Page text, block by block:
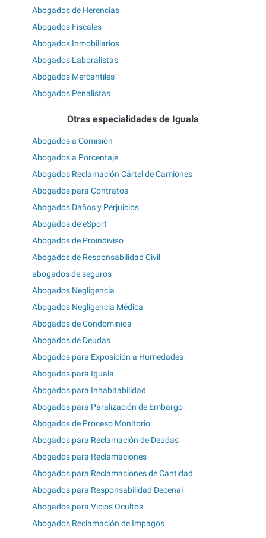
Abogados de Herencias
Abogados Fiscales
Abogados Inmobiliarios
Abogados Laboralistas
Abogados Mercantiles
Abogados Penalistas
Otras especialidades de Iguala
Abogados a Comisión
Abogados a Porcentaje
Abogados Reclamación Cártel de Camiones
Abogados para Contratos
Abogados Daños y Perjuicios
Abogados de eSport
Abogados de Proindiviso
Abogados de Responsabilidad Civil
abogados de seguros
Abogados Negligencia
Abogados Negligencia Médica
Abogados de Condominios
Abogados de Deudas
Abogados para Exposición a Humedades
Abogados para Iguala
Abogados para Inhabitabilidad
Abogados para Paralización de Embargo
Abogados de Proceso Monitorio
Abogados para Reclamación de Deudas
Abogados para Reclamaciones
Abogados para Reclamaciones de Cantidad
Abogados para Responsabilidad Decenal
Abogados para Vicios Ocultos
Abogados Reclamación de Impagos